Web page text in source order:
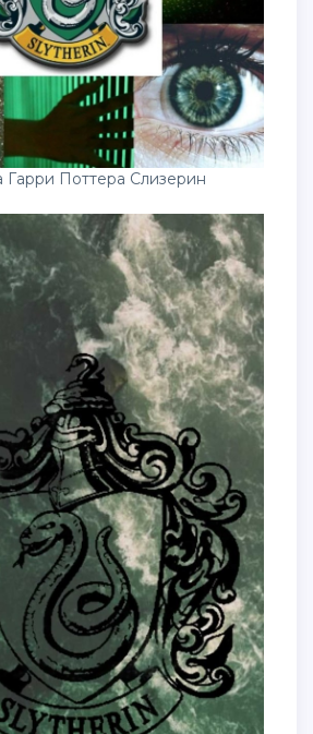
Гарри Поттера Слизерин